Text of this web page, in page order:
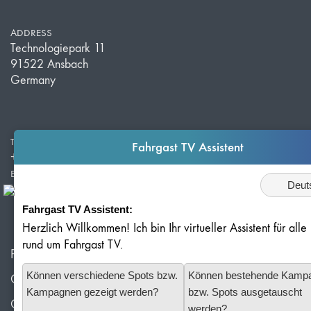
ADDRESS
Technologiepark 11
91522 Ansbach
Germany
TELEPHONE
+49 981 203 526 50
E-MAIL
info@redlof-medien.de
Privacy Policy
Cookie Settings
Corporate Info
Fahrgast TV Assistent
Sprache
Fahrgast TV Assistent:
Herzlich Willkommen! Ich bin Ihr virtueller Assistent für alle
rund um Fahrgast TV.
Können verschiedene Spots bzw.
Kampagnen gezeigt werden?
Können bestehende
bzw. Spots ausgetauscht